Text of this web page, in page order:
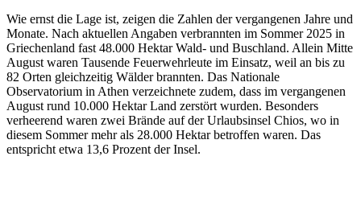
Wie ernst die Lage ist, zeigen die Zahlen der vergangenen Jahre und
Monate. Nach aktuellen Angaben verbrannten im Sommer 2025 in
Griechenland fast 48.000 Hektar Wald- und Buschland. Allein Mitte
August waren Tausende Feuerwehrleute im Einsatz, weil an bis zu
82 Orten gleichzeitig Wälder brannten. Das Nationale
Observatorium in Athen verzeichnete zudem, dass im vergangenen
August rund 10.000 Hektar Land zerstört wurden. Besonders
verheerend waren zwei Brände auf der Urlaubsinsel Chios, wo in
diesem Sommer mehr als 28.000 Hektar betroffen waren. Das
entspricht etwa 13,6 Prozent der Insel.